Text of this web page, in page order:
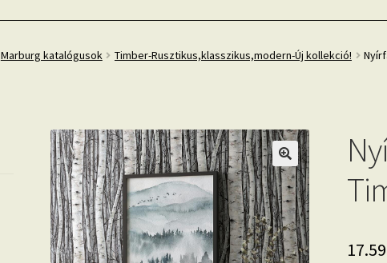
Marburg katalógusok Timber-Rusztikus,klasszikus,modern-Új kollekció!